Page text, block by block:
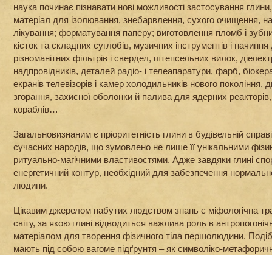
наука починає пізнавати нові можливості застосування
матеріал для ізолювання, знебарвлення, сухого очищення,
лікування; форматування паперу; виготовлення пломб і
кісток та складних суглобів, музичних інструментів і
різноманітних фільтрів і свердел, штепсельних вилок,
надпровідників, деталей радіо- і телеапаратури, фарб,
екранів телевізорів і камер холодильників нового покоління,
згорання, захисної оболонки й палива для ядерних
кораблів…
Загальновизнаним є пріоритетність глини в будівельній
сучасних народів, що зумовлено не лише її унікальними
ритуально-магічними властивостями. Адже завдяки глині
енергетичний контур, необхідний для забезпечення
людини.
Цікавим джерелом набутих людством знань є міфологічна
світу, за якою глині відводиться важлива роль в
матеріалом для творення фізичного тіла першолюдини.
мають під собою вагоме підґрунтя – як символіко-